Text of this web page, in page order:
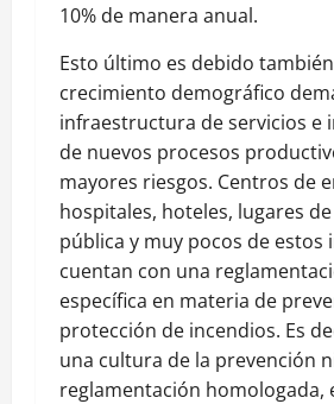
10% de manera anual.
Esto último es debido
crecimiento demográfico
infraestructura de servicios e
de nuevos procesos
mayores riesgos. Centros de
hospitales, hoteles, lugares
pública y muy pocos de estos
cuentan con una
específica en materia de
protección de incendios. Es
una cultura de la prevención
reglamentación homologada,